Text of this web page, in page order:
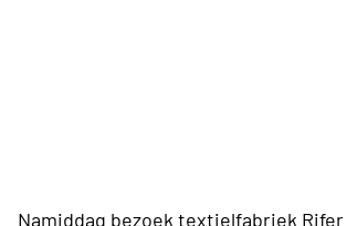
Namiddag bezoek textielfabriek Rifer